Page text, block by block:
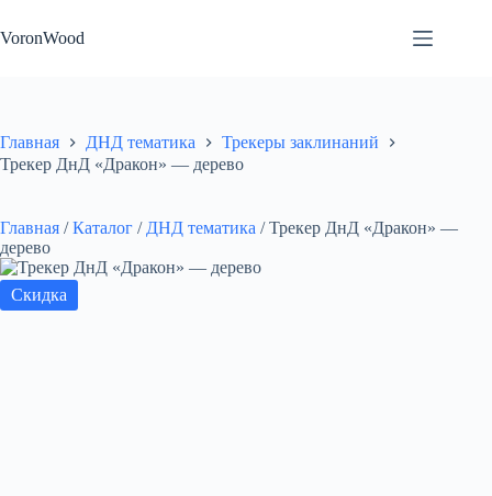
к
сути
VoronWood
Главная ДНД тематика
Трекеры заклинаний
Трекер ДнД «Дракон» — дерево
Главная / Каталог / ДНД тематика / Трекер ДнД «Дракон» —
дерево
Скидка